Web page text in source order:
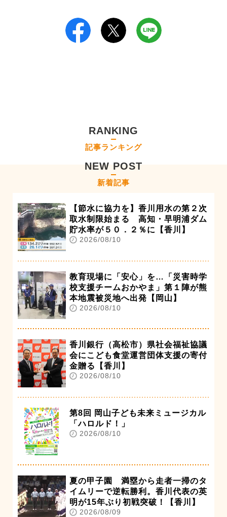
RANKING
記事ランキング
NEW POST
新着記事
【節水に協力を】香川用水の第２次
取水制限始まる 高知・早明浦ダム
貯水率が５０．２％に【香川】
2026/08/10
教育現場に「安心」を…「災害時学
校支援チームおかやま」第１陣が熊
本地震被災地へ出発【岡山】
2026/08/10
香川銀行（高松市）県社会福祉協議
会にこども食堂運営団体支援の寄付
金贈る【香川】
2026/08/10
第8回 岡山子ども未来ミュージカル
「ハロルド！」
2026/08/10
夏の甲子園 満塁から走者一掃のタ
イムリーで逆転勝利。香川代表の英
明が15年ぶり初戦突破！【香川】
2026/08/09